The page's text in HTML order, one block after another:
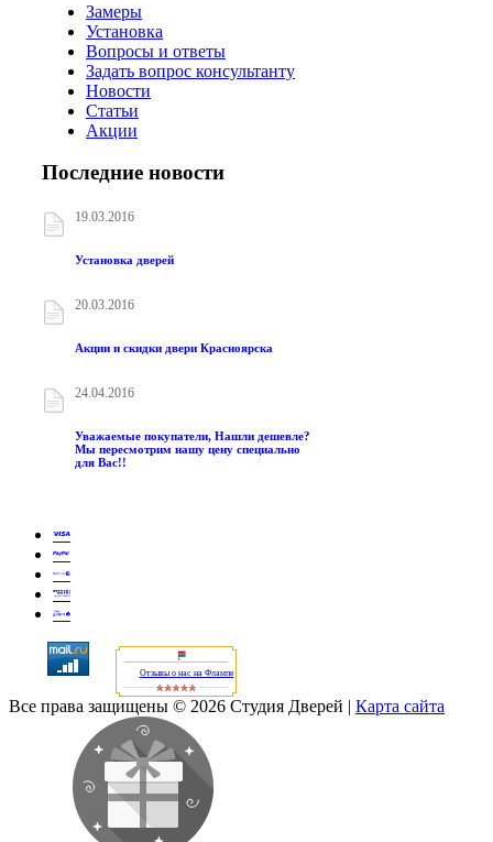
Замеры
Установка
Вопросы и ответы
Задать вопрос консультанту
Новости
Статьи
Акции
Последние новости
19.03.2016
Установка дверей
20.03.2016
Акции и скидки двери Красноярска
24.04.2016
Уважаемые покупатели, Нашли дешевле?
Мы пересмотрим нашу цену специально
для Вас!!
Отзывы о нас на Флампе
Все права защищены © 2026 Студия Дверей | Карта сайта